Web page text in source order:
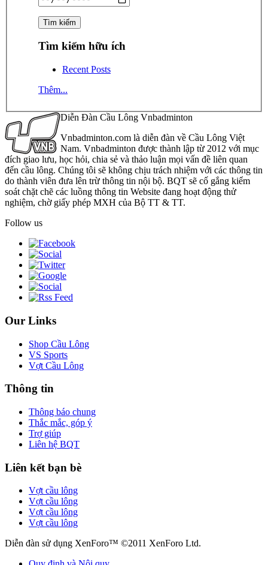
Tìm kiếm hữu ích
Recent Posts
Thêm...
Diễn Đàn Cầu Lông Vnbadminton
Vnbadminton.com là diễn đàn về Cầu Lông Việt
Nam. Vnbadminton được thành lập từ 2012 với mục
đích giao lưu, học hỏi, chia sẻ và thảo luận mọi vấn đề liên quan
đến cầu lông. Chúng tôi sẽ không chịu trách nhiệm với các thông tin
do thành viên đưa lên trừ thông tin nội bộ. BQT sẽ cố gắng kiểm
soát chặt chẽ các luồng thông tin Website đang hoạt động thử
nghiệm, chờ giấy phép MXH của Bộ TT & TT.
Follow us
Our Links
Shop Cầu Lông
VS Sports
Vợt Cầu Lông
Thông tin
Thông báo chung
Thắc mắc, góp ý
Trợ giúp
Liên hệ BQT
Liên kết bạn bè
Vợt cầu lông
Vợt cầu lông
Vợt cầu lông
Vợt cầu lông
Diễn đàn sử dụng XenForo™ ©2011 XenForo Ltd.